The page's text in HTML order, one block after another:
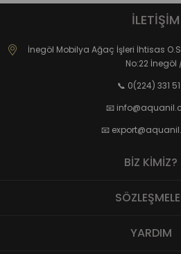
İLETİŞİM
İnegöl Mobilya Ağaç İşleri İhtisas
No:22 İnegöl
📞 0(224) 331
📧
📧
BİZ KİMİZ?
YARDIM